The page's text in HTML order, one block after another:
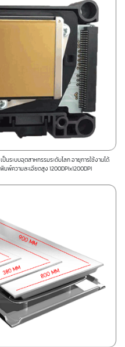
ระบบอุตสาหกรรมระดับโลก อายุการใช้งานได้
พ์ความละเอียดสูง 1200DPIx1200DPI